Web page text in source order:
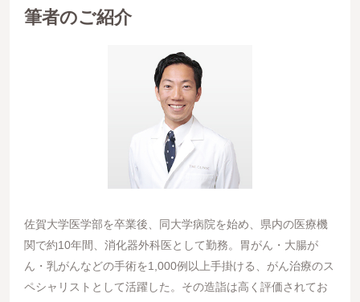
筆者のご紹介
佐賀大学医学部を卒業後、同大学病院を始め、県内の医療機
関で約10年間、消化器外科医として勤務。胃がん・大腸が
ん・乳がんなどの手術を1,000例以上手掛ける、がん治療のス
ペシャリストとして活躍した。その造詣は高く評価されてお